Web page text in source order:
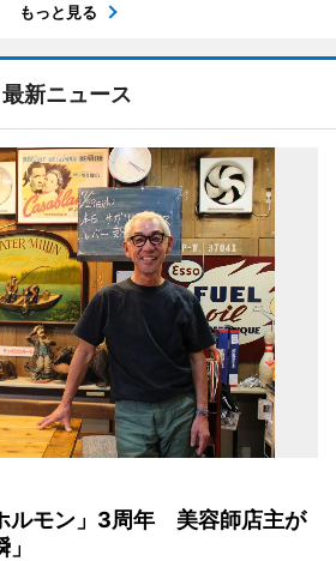
もっと見る
最新ニュース
ルモン」3周年 美容師店主が